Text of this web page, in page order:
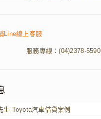
服務專線：(04)2378-5590
生-Toyota汽車借貸案例